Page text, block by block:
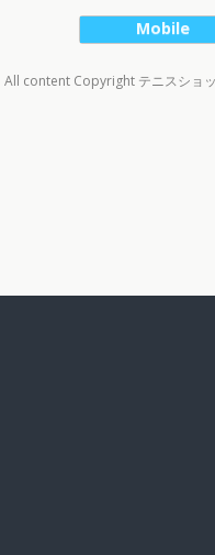
Mobile
All content Copyright テニスショ